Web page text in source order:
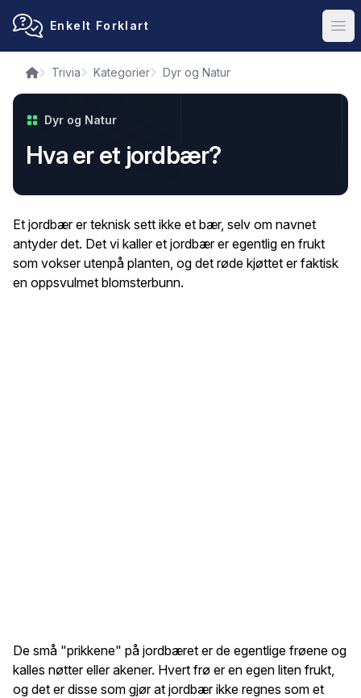
Enkelt Forklart
Trivia Kategorier Dyr og Natur
Dyr og Natur
Hva er et jordbær?
Et jordbær er teknisk sett ikke et bær, selv om navnet
antyder det. Det vi kaller et jordbær er egentlig en frukt
som vokser utenpå planten, og det røde kjøttet er faktisk
en oppsvulmet blomsterbunn.
De små "prikkene" på jordbæret er de egentlige frøene og
kalles nøtter eller akener. Hvert frø er en egen liten frukt,
og det er disse som gjør at jordbær ikke regnes som et